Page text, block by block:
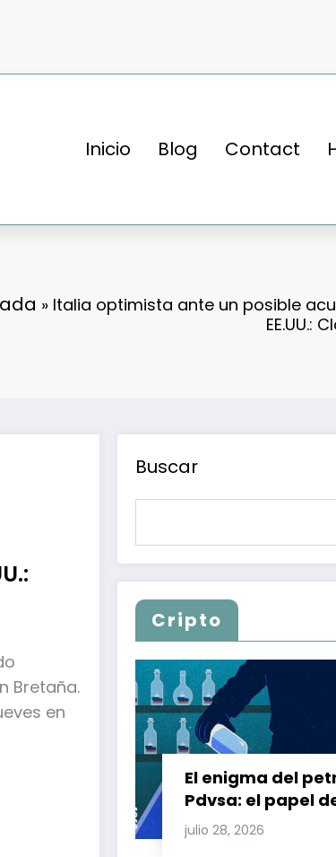
Inicio Blog Contact
» Italia optimista ante un posible
EE.UU.:
Bretaña.
en
Buscar
Cripto
El enigma del
Pdvsa: el papel
Carretero en el
Carretero y su
julio 28, 2026